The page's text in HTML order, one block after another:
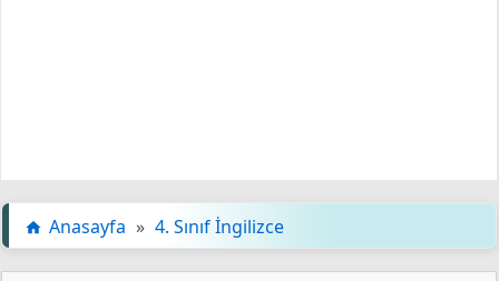
Anasayfa » 4. Sınıf İngilizce